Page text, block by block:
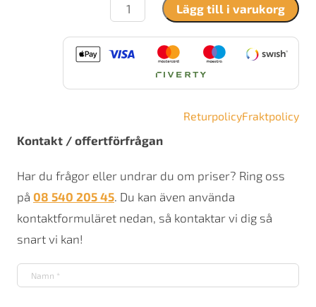
520
mängd
Lägg till i varukorg
ReturpolicyFraktpolicy
Kontakt / offertförfrågan
Har du frågor eller undrar du om priser? Ring oss
på 08 540 205 45. Du kan även använda
kontaktformuläret nedan, så kontaktar vi dig så
snart vi kan!